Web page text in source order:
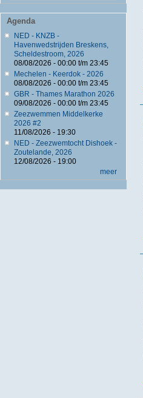
Agenda
NED - KNZB -
Havenwedstrijden Breskens,
Scheldestroom, 2026
08/08/2026 - 00:00t/m 23:45
Mechelen - Keerdok - 2026
08/08/2026 - 00:00t/m 23:45
GBR - Thames Marathon 2026
09/08/2026 - 00:00t/m 23:45
Zeezwemmen Middelkerke
2026 #2
11/08/2026 - 19:30
NED - Zeezwemtocht Dishoek -
Zoutelande, 2026
12/08/2026 - 19:00
meer